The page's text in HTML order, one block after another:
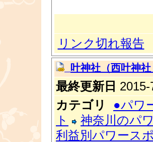
リンク切れ報告
叶神社（西叶神
最終更新日
カテゴリ
●パワ
ト
神奈川のパ
利益別パワース